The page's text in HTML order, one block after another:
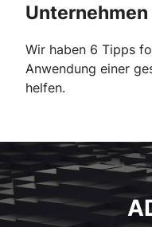
Wir haben 6 Tipps
Anwendung einer
helfen.